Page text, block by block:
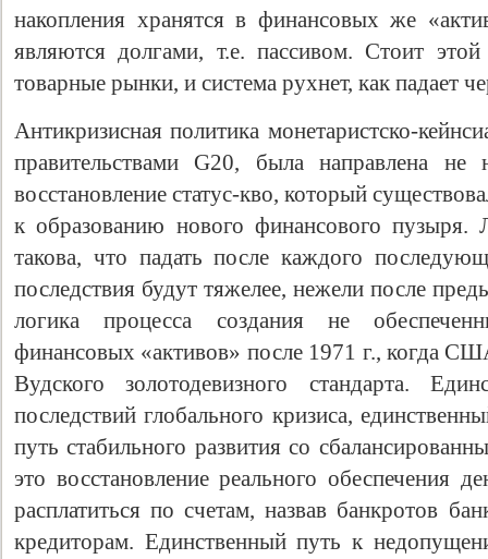
накопления хранятся в финансовых же
являются долгами, т.е. пассивом. Стоит
товарные рынки, и система рухнет, как падает
Антикризисная политика монетаристско-
правительствами G20, была направлена
восстановление статус-кво, который
к образованию нового финансового пузыря.
такова, что падать после каждого
последствия будут тяжелее, нежели после
логика процесса создания не
финансовых «активов» после 1971 г., когда
Вудского золотодевизного стандарта.
последствий глобального кризиса,
путь стабильного развития со
это восстановление реального обеспечения
расплатиться по счетам, назвав банкротов
кредиторам. Единственный путь к